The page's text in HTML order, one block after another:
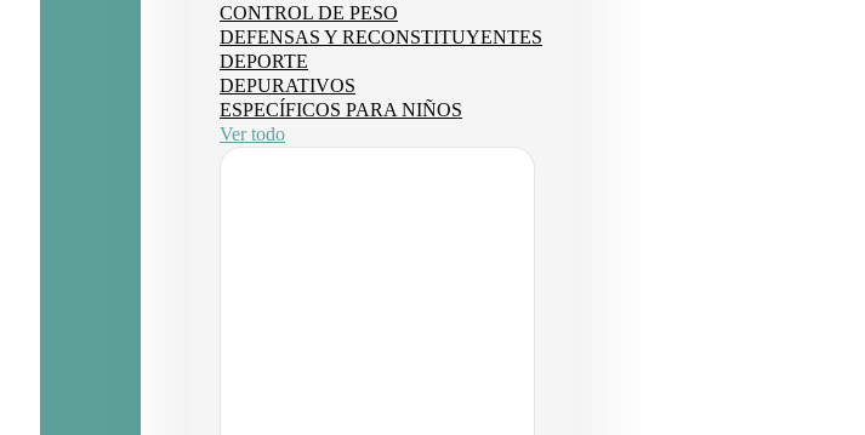
CONTROL DE PESO
DEFENSAS Y RECONSTITUYENTES
DEPORTE
DEPURATIVOS
ESPECÍFICOS PARA NIÑOS
Ver todo